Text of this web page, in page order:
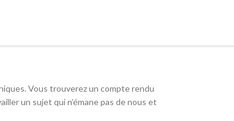
Vous trouverez un compte rendu
un sujet qui n’émane pas de nous et